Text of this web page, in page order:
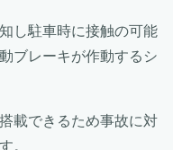
し駐車時に接触の可能
ブレーキが作動するシ
載できるため事故に対
。